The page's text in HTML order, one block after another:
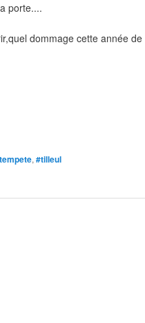
porte....
dommage cette année
, #tilleul